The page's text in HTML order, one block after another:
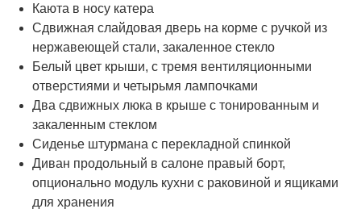
Каюта в носу катера
Сдвижная слайдовая дверь на корме с ручкой из
нержавеющей стали, закаленное стекло
Белый цвет крыши, с тремя вентиляционными
отверстиями и четырьмя лампочками
Два сдвижных люка в крыше с тонированным и
закаленным стеклом
Сиденье штурмана с перекладной спинкой
Диван продольный в салоне правый борт,
опционально модуль кухни с раковиной и ящиками
для хранения